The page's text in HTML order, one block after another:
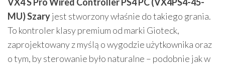
MU) Szaryjest stworzony właśnie do takiego grania.
To kontroler klasy premium od marki Gioteck,
zaprojektowany z myślą o wygodzie użytkownika oraz
o tym, by sterowanie było naturalne – podobnie jak w